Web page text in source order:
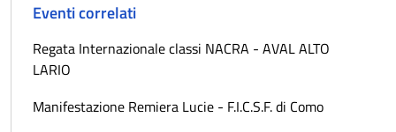
Eventi correlati
Regata Internazionale classi NACRA - AVAL ALTO
LARIO
Manifestazione Remiera Lucie - F.I.C.S.F. di Como